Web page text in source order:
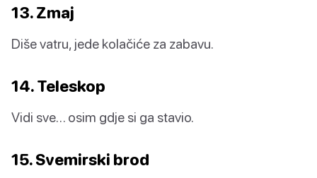
13. Zmaj
Diše vatru, jede kolačiće za zabavu.
14. Teleskop
Vidi sve… osim gdje si ga stavio.
15. Svemirski brod